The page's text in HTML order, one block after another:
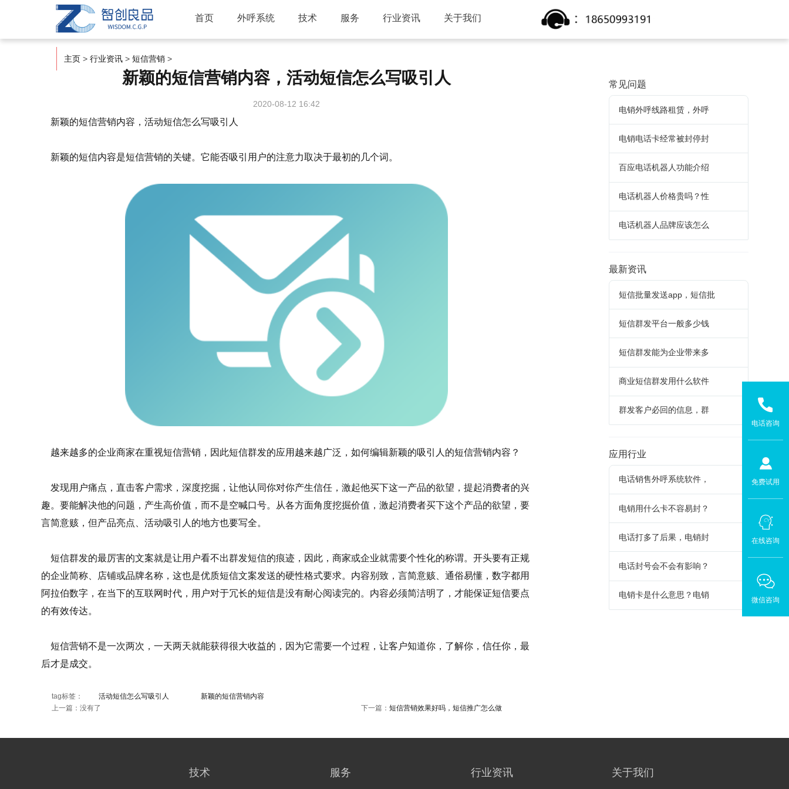
首页 外呼系统 技术 服务 行业资讯 关于我们
电话咨询
免费试用
在线咨询
微信咨询
主页 > 行业资讯 > 短信营销 >
新颖的短信营销内容，活动短信怎么写吸引人
2020-08-12 16:42
新颖的短信营销内容，活动短信怎么写吸引人
新颖的短信内容是短信营销的关键。它能否吸引用户的注意力取决于最初的几个词。
越来越多的企业商家在重视短信营销，因此短信群发的应用越来越广泛，如何编辑新颖的吸引人的短信营销内容？
发现用户痛点，直击客户需求，深度挖掘，让他认同你对你产生信任，激起他买下这一产品的欲望，提起消费者的兴
趣。要能解决他的问题，产生高价值，而不是空喊口号。从各方面角度挖掘价值，激起消费者买下这个产品的欲望，要
言简意赅，但产品亮点、活动吸引人的地方也要写全。
短信群发的最厉害的文案就是让用户看不出群发短信的痕迹，因此，商家或企业就需要个性化的称谓。开头要有正规
的企业简称、店铺或品牌名称，这也是优质短信文案发送的硬性格式要求。内容别致，言简意赅、通俗易懂，数字都用
阿拉伯数字，在当下的互联网时代，用户对于冗长的短信是没有耐心阅读完的。内容必须简洁明了，才能保证短信要点
的有效传达。
短信营销不是一次两次，一天两天就能获得很大收益的，因为它需要一个过程，让客户知道你，了解你，信任你，最
后才是成交。
tag标签： 活动短信怎么写吸引人
新颖的短信营销内容
上一篇：没有了
下一篇：短信营销效果好吗，短信推广怎么做
常见问题
电销外呼线路租赁，外呼
电销电话卡经常被封停封
百应电话机器人功能介绍
电话机器人价格贵吗？性
电话机器人品牌应该怎么
最新资讯
短信批量发送app，短信批
短信群发平台一般多少钱
短信群发能为企业带来多
商业短信群发用什么软件
群发客户必回的信息，群
应用行业
电话销售外呼系统软件，
电销用什么卡不容易封？
电话打多了后果，电销封
电话封号会不会有影响？
电销卡是什么意思？电销
技术 服务 行业资讯 关于我们